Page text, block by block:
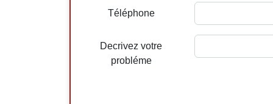
Téléphone
Decrivez votre
probléme